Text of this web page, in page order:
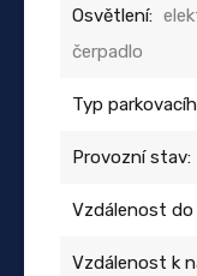
Osvětlení:
čerpadlo
Typ
Provozní stav:
Vzdálenost
Vzdálenost k